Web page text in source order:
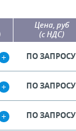
Цена, руб
(с НДС)
ПО ЗАПРОСУ
ПО ЗАПРОСУ
ПО ЗАПРОСУ